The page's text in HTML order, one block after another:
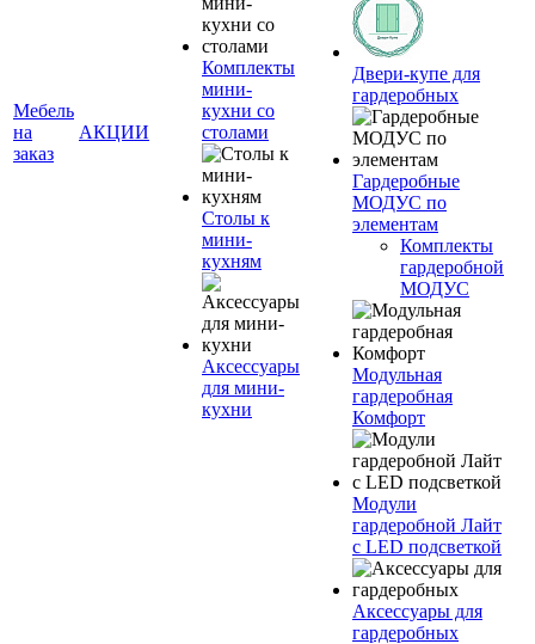
Мебель
на
заказ
АКЦИИ
Комплекты
мини-
кухни со
столами
Столы к
мини-
кухням
Аксессуары
для мини-
кухни
Двери-купе для
гардеробных
Гардеробные
МОДУС по
элементам
Комплекты
гардеробной
МОДУС
Модульная
гардеробная
Комфорт
Модули
гардеробной Лайт
с LED подсветкой
Аксессуары для
гардеробных